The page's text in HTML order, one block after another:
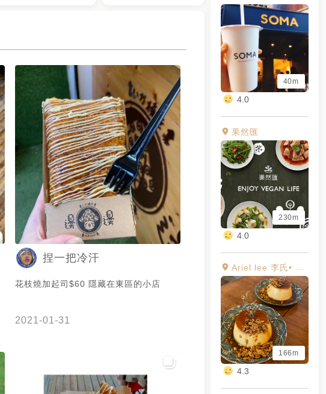
40m
4.0
果然匯
230m
4.0
Ariel lee 李氏• Cafe
166m
4.3
捏一把冷汗
花枝燒加起司$60 隱藏在東區的小店
2021-01-31